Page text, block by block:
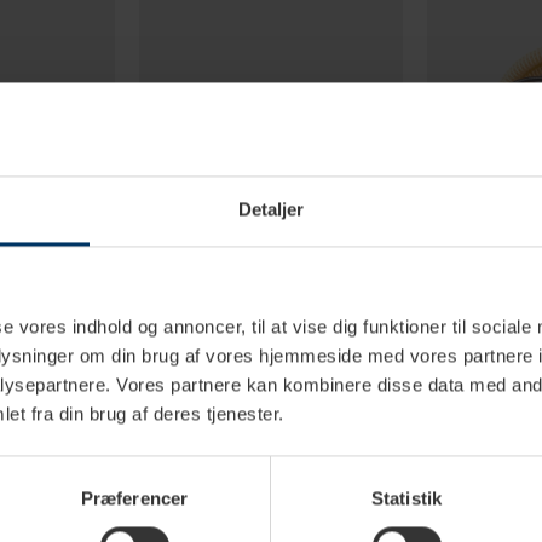
Detaljer
vores indhold og annoncer, til at vise dig funktioner til sociale
om din brug af vores hjemmeside med vores partnere
Vores partnere kan kombinere disse data med
fra din brug af deres tjenester.
Præferencer Statistik
2-4 hverdage
La Marzocco Bryggepanel til
Linea Mini Valnød
999,00 DKK
La Marzocco
1.200,00